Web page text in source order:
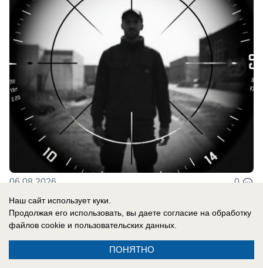
06.08.2026 0
В России
главком ВСУ Залужный признал полное
Наш сайт использует куки.
Продолжая его использовать, вы даете согласие на обработку
файлов cookie и пользовательских данных.
ПОНЯТНО